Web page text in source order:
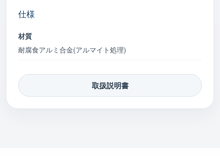
仕様
材質
耐腐食アルミ合金(アルマイト処理)
取扱説明書